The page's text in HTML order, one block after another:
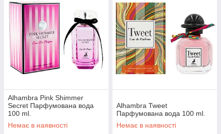
Alhambra Pink Shimmer
Secret Парфумована вода
100 ml.
Немає в наявності
Alhambra Tweet
Парфумована вода 100 ml.
Немає в наявності